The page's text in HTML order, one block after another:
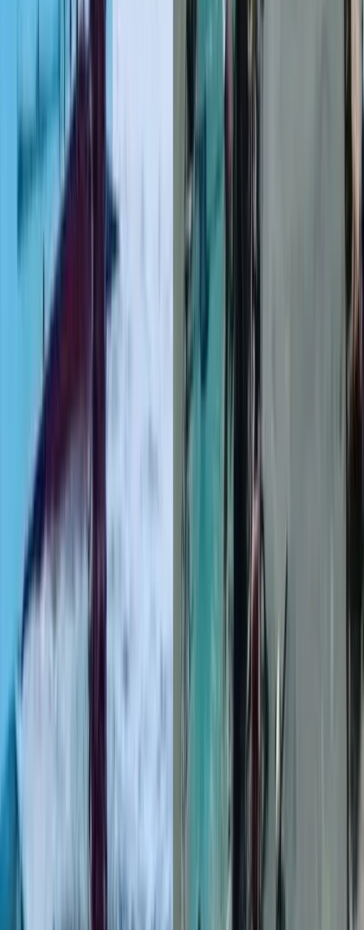
টানা বর্ষণে বরিশাল-ঢাকা মহাসড়কে
খানাখন্দ, ঝুঁকিপূর্ণ গাড়ি চলাচল